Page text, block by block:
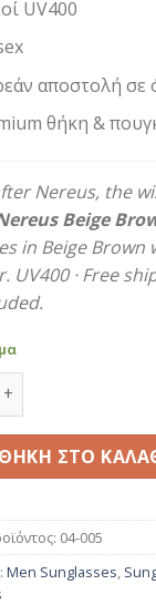
UV400
αποστολή σε
θήκη &
Nereus, the
Beige
in Beige
UV400 · Free
Brown
ΣΤΟ
04-005
Men Sunglasses,